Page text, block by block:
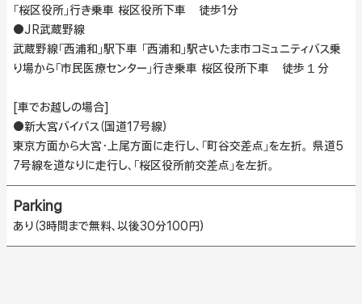
「桜区役所」行き乗車 桜区役所下車 徒歩1分
●JR武蔵野線
武蔵野線「西浦和」駅下車 「西浦和」駅さいたま市コミュニティバス乗
り場から「市民医療センター」行き乗車 桜区役所下車 徒歩１分
[車でお越しの場合]
●新大宮バイパス（国道17号線）
東京方面から大宮・上尾方面に走行し、「町谷交差点」を左折。 県道5
7号線を道なりに走行し、「桜区役所前交差点」を左折。
Parking
あり（3時間まで無料、以後30分100円）